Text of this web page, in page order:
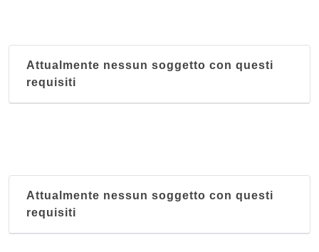
Attualmente nessun soggetto con questi
requisiti
Attualmente nessun soggetto con questi
requisiti